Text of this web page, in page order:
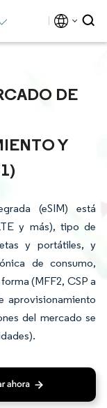
DE
Y
(eSIM) está
y más), tipo de
y portátiles, y
de consumo,
(MFF2, CSP a
aprovisionamiento
del mercado se